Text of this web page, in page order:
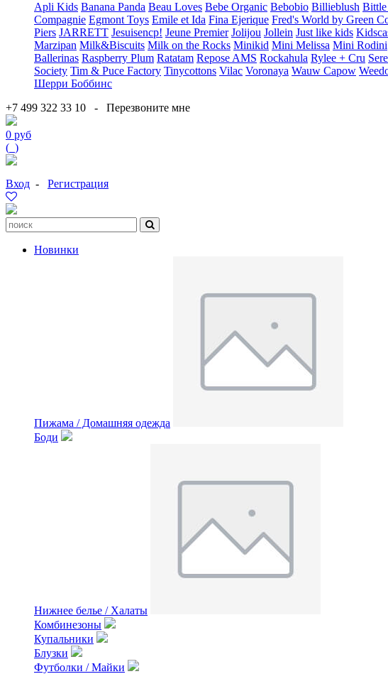
Apli Kids Banana Panda Beau Loves Bebe Organic Bebobio Billieblush
Compagnie Egmont Toys Emile et Ida Fina Ejerique Fred's World by Green
Piers JARRETT Jesuisencp! Jeune Premier Jolijou Jollein Just like kids
Marzipan Milk&Biscuits Milk on the Rocks Minikid Mini Melissa Mini Rodini
Ballerinas Raspberry Plum Ratatam Repose AMS Rockahula Rylee + Cru
Society Tim & Puce Factory Tinycottons Vilac Voronaya Wauw Capow
Шерри Боббинс
+7 499 322 33 10 - Перезвоните мне
0 руб
( )
Вход - Регистрация
Новинки
Пижама / Домашняя одежда
Боди
Нижнее белье / Халаты
Комбинезоны
Купальники
Блузки
Футболки / Майки